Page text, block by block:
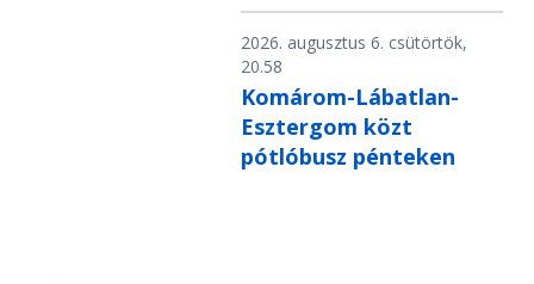
2026. augusztus 6. csütörtök,
20.58
Komárom-Lábatlan-
Esztergom közt
pótlóbusz pénteken